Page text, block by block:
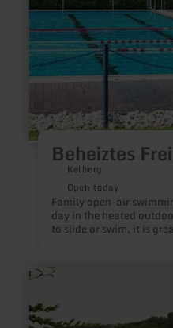
Beheiztes
Kelberg
Open today
Family open-air
day in the heated
to slide or swim, it is
learn
Tret-
und